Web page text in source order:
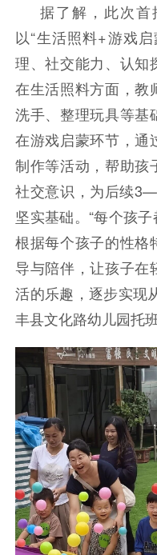
据了解，此次首
以“生活照料+游戏
理、社交能力、认知
在生活照料方面，教
洗手、整理玩具等基
在游戏启蒙环节，通
制作等活动，帮助孩
社交意识，为后续
坚实基础。“每个孩
根据每个孩子的性格
导与陪伴，让孩子在
活的乐趣，逐步实现
丰县文化路幼儿园托